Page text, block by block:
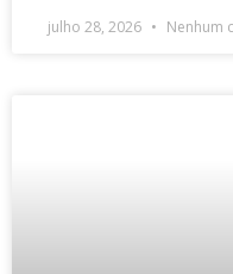
julho 28, 2026 Nenhum